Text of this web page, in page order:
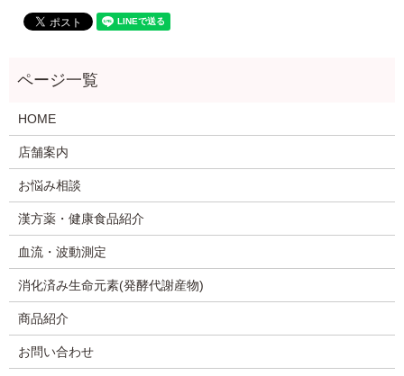
HOME
店舗案内
お悩み相談
漢方薬・健康食品紹介
血流・波動測定
消化済み生命元素(発酵代謝産物)
商品紹介
お問い合わせ